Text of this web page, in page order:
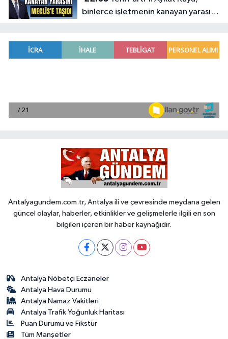
binlerce işletmenin kanayan yarasını
Meclis'e taşıdı
Antalyagundem.com.tr, Antalya ili ve çevresinde meydana gelen
güncel olaylar, haberler, etkinlikler ve gelişmelerle ilgili en son
bilgileri içeren bir haber kaynağıdır.
Antalya Nöbetçi Eczaneler
Antalya Hava Durumu
Antalya Namaz Vakitleri
Antalya Trafik Yoğunluk Haritası
Puan Durumu ve Fikstür
Tüm Manşetler